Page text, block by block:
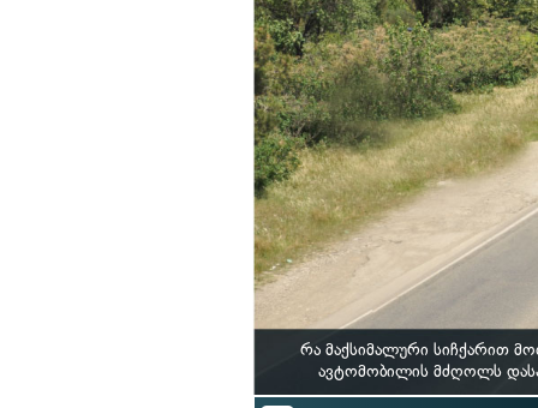
რა მაქსიმალური სიჩქარით
ავტომობილის მძღოლს